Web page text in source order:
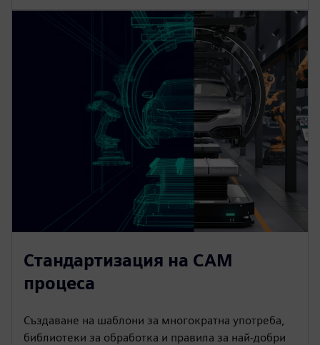
Стандартизация на CAM
процеса
Създаване на шаблони за многократна употреба,
библиотеки за обработка и правила за най-добри